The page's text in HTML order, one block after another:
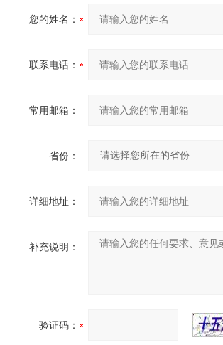
您的姓名：
联系电话：
常用邮箱：
省份：
详细地址：
补充说明：
验证码：